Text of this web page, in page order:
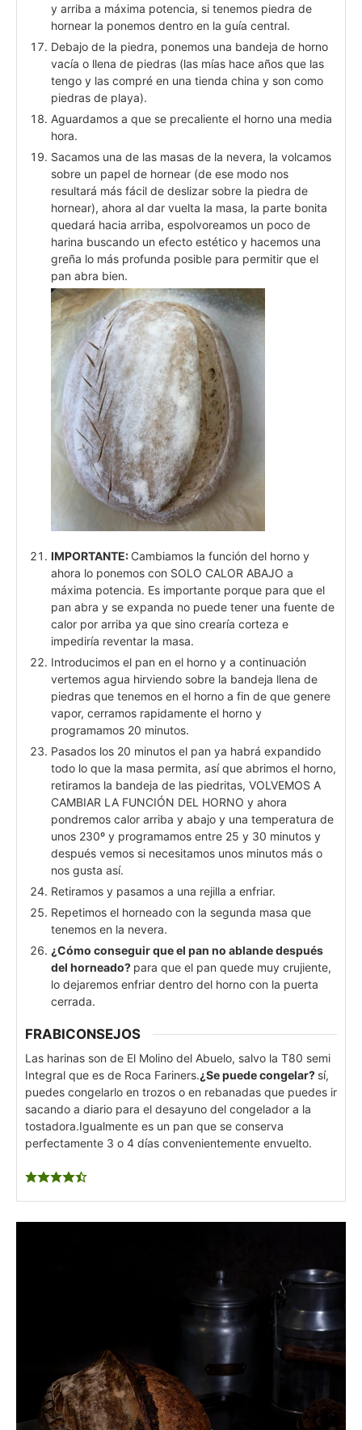
y arriba a máxima potencia, si tenemos piedra de
hornear la ponemos dentro en la guía central.
Debajo de la piedra, ponemos una bandeja de horno
vacía o llena de piedras (las mías hace años que las
tengo y las compré en una tienda china y son como
piedras de playa).
Aguardamos a que se precaliente el horno una media
hora.
Sacamos una de las masas de la nevera, la volcamos
sobre un papel de hornear (de ese modo nos
resultará más fácil de deslizar sobre la piedra de
hornear), ahora al dar vuelta la masa, la parte bonita
quedará hacia arriba, espolvoreamos un poco de
harina buscando un efecto estético y hacemos una
greña lo más profunda posible para permitir que el
pan abra bien.
IMPORTANTE: Cambiamos la función del horno y
ahora lo ponemos con SOLO CALOR ABAJO a
máxima potencia. Es importante porque para que el
pan abra y se expanda no puede tener una fuente de
calor por arriba ya que sino crearía corteza e
impediría reventar la masa.
Introducimos el pan en el horno y a continuación
vertemos agua hirviendo sobre la bandeja llena de
piedras que tenemos en el horno a fin de que genere
vapor, cerramos rapidamente el horno y
programamos 20 minutos.
Pasados los 20 minutos el pan ya habrá expandido
todo lo que la masa permita, así que abrimos el horno,
retiramos la bandeja de las piedritas, VOLVEMOS A
CAMBIAR LA FUNCIÓN DEL HORNO y ahora
pondremos calor arriba y abajo y una temperatura de
unos 230º y programamos entre 25 y 30 minutos y
después vemos si necesitamos unos minutos más o
nos gusta así.
Retiramos y pasamos a una rejilla a enfriar.
Repetimos el horneado con la segunda masa que
tenemos en la nevera.
¿Cómo conseguir que el pan no ablande después
del horneado? para que el pan quede muy crujiente,
lo dejaremos enfriar dentro del horno con la puerta
cerrada.
FRABICONSEJOS
Las harinas son de El Molino del Abuelo, salvo la T80 semi
Integral que es de Roca Fariners.¿Se puede congelar? sí,
puedes congelarlo en trozos o en rebanadas que puedes ir
sacando a diario para el desayuno del congelador a la
tostadora.Igualmente es un pan que se conserva
perfectamente 3 o 4 días convenientemente envuelto.